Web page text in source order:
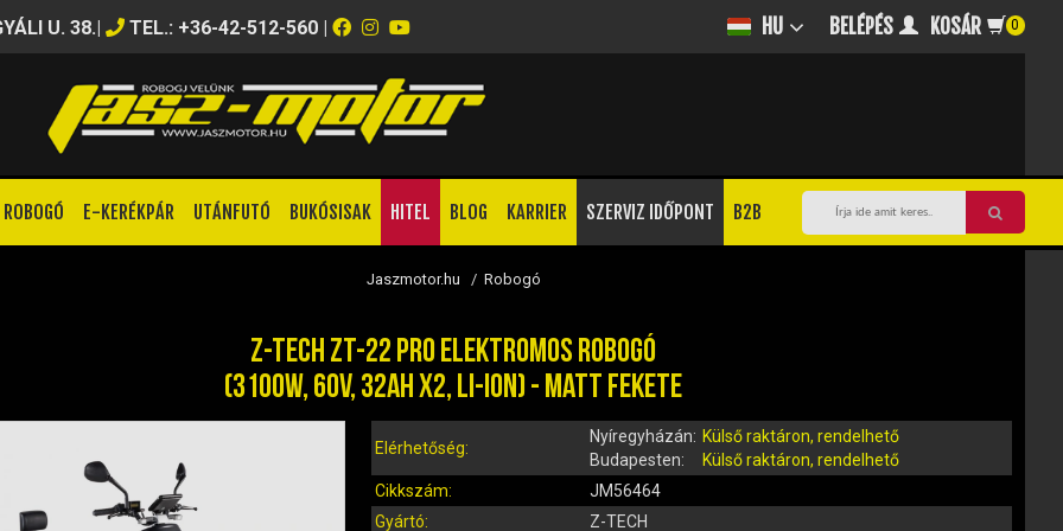
U. 38.| TEL.: +36-42-512-560 | HU BELÉPÉS KOSÁR 0
ROBOGÓ E-KERÉKPÁR UTÁNFUTÓ BUKÓSISAK HITEL BLOG KARRIER SZERVIZ IDŐPONT B2B
Jaszmotor.hu / Robogó
Z-TECH ZT-22 PRO ELEKTROMOS ROBOGÓ
(3100W, 60V, 32AH X2, LI-ION) - MATT FEKETE
Elérhetőség:
Nyíregyházán: Külső raktáron, rendelhető
Budapesten:
Külső raktáron, rendelhető
Cikkszám:
JM56464
Gyártó:
Z-TECH